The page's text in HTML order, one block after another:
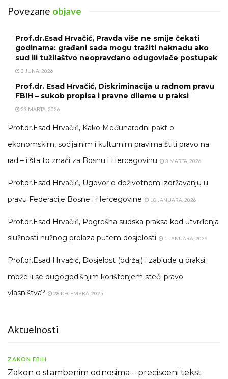
Povezane objave
Prof.dr.Esad Hrvačić, Pravda više ne smije čekati
godinama: građani sada mogu tražiti naknadu ako
sud ili tužilaštvo neopravdano odugovlače postupak
3 JUNA, 2026
Prof.dr. Esad Hrvačić, Diskriminacija u radnom pravu
FBIH – sukob propisa i pravne dileme u praksi
23 MARTA, 2026
Prof.dr.Esad Hrvačić, Kako Međunarodni pakt o
ekonomskim, socijalnim i kulturnim pravima štiti pravo na
rad – i šta to znači za Bosnu i Hercegovinu
3 MARTA, 2026
Prof.dr.Esad Hrvačić, Ugovor o doživotnom izdržavanju u
pravu Federacije Bosne i Hercegovine
18 JANUARA, 2026
Prof.dr.Esad Hrvačić, Pogrešna sudska praksa kod utvrđenja
služnosti nužnog prolaza putem dosjelosti
1 JANUARA, 2026
Prof.dr.Esad Hrvačić, Dosjelost (održaj) i zablude u praksi:
može li se dugogodišnjim korištenjem steći pravo
vlasništva?
28 DECEMBRA, 2025
Aktuelnosti
ZAKON FBIH
Zakon o stambenim odnosima – precisceni tekst